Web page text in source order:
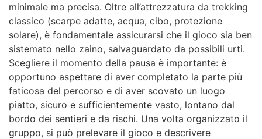
minimale ma precisa. Oltre all’attrezzatura da trekking
classico (scarpe adatte, acqua, cibo, protezione
solare), è fondamentale assicurarsi che il gioco sia ben
sistemato nello zaino, salvaguardato da possibili urti.
Scegliere il momento della pausa è importante: è
opportuno aspettare di aver completato la parte più
faticosa del percorso e di aver scovato un luogo
piatto, sicuro e sufficientemente vasto, lontano dal
bordo dei sentieri e da rischi. Una volta organizzato il
gruppo, si può prelevare il gioco e descrivere